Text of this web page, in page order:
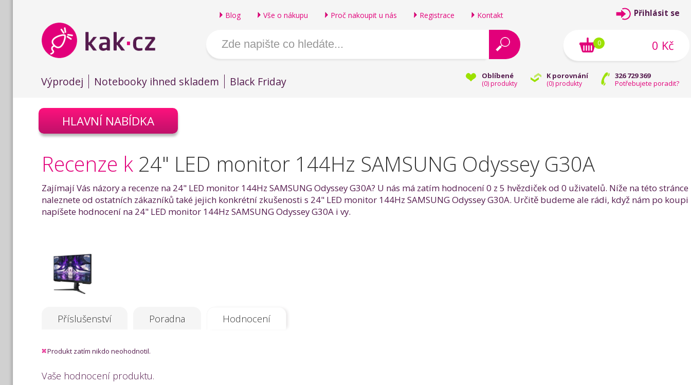
Blog Vše o nákupu Proč nakoupit u nás Registrace Kontakt
Oblíbené
(0) produkty
K porovnání
(0) produkty
326 729 369
Potřebujete poradit?
Výprodej Notebooky ihned skladem Black Friday
Přihlásit se
0 Kč
0
HLAVNÍ NABÍDKA
Recenze k 24" LED monitor 144Hz SAMSUNG Odyssey G30A
Zajímají Vás názory a recenze na 24" LED monitor 144Hz SAMSUNG Odyssey G30A? U nás má zatím hodnocení 0 z 5 hvězdiček od 0 uživatelů. Níže na této stránce
naleznete od ostatních zákazníků také jejich konkrétní zkušenosti s 24" LED monitor 144Hz SAMSUNG Odyssey G30A. Určitě budeme ale rádi, když nám po koupi
napíšete hodnocení na 24" LED monitor 144Hz SAMSUNG Odyssey G30A i vy.
Příslušenství Poradna Hodnocení
Produkt zatím nikdo neohodnotil.
Vaše hodnocení produktu.